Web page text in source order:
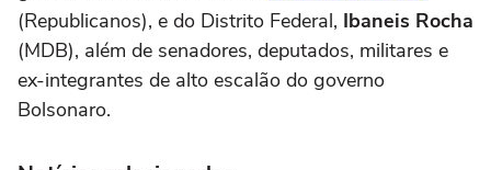
(Republicanos), e do Distrito Federal, Ibaneis Rocha
(MDB), além de senadores, deputados, militares e
ex-integrantes de alto escalão do governo
Bolsonaro.